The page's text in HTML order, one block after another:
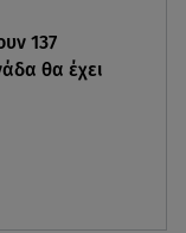
137
θα έχει